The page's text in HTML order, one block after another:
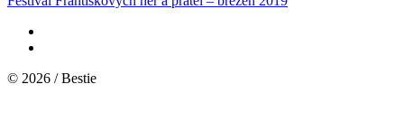
© 2026 / Bestie